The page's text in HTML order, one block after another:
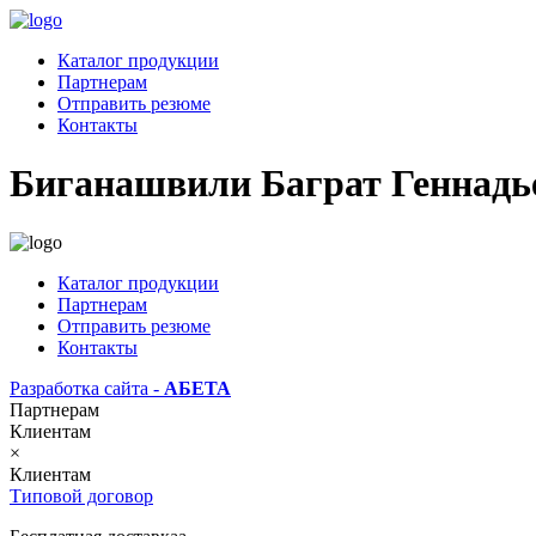
Каталог продукции
Партнерам
Отправить резюме
Контакты
Биганашвили Баграт
Каталог продукции
Партнерам
Отправить резюме
Контакты
Разработка сайта - АБЕТА
Партнерам
Клиентам
×
Клиентам
Типовой договор